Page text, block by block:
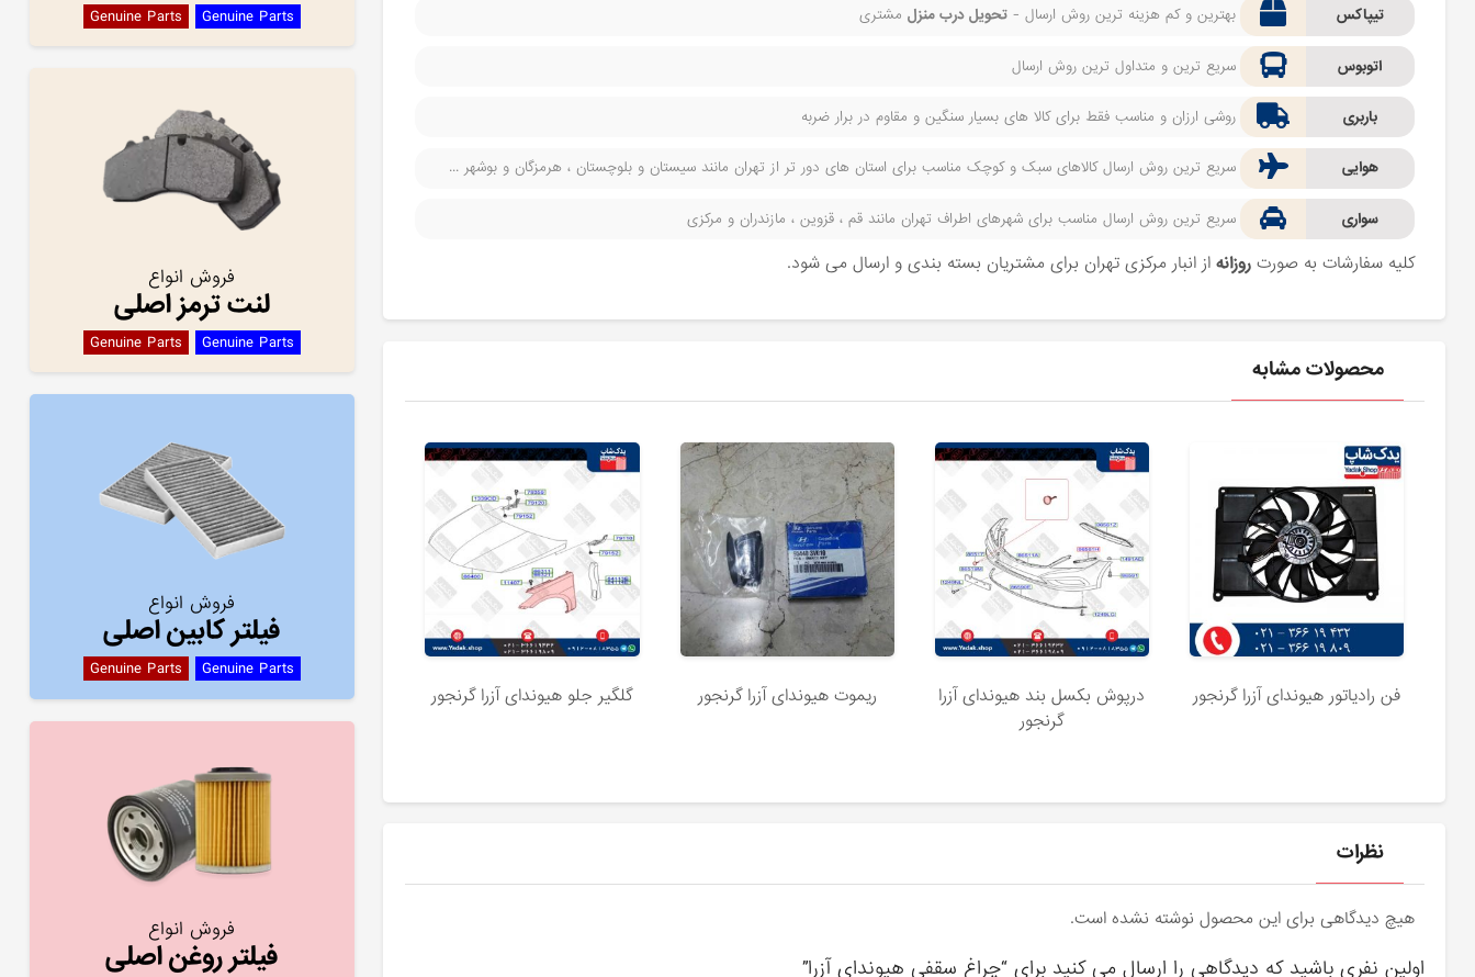
تیپاکس بهترین و کم هزینه ترین روش ارسال -تحویل درب منزل مشتری
اتوبوس سریع ترین و متداول ترین روش ارسال
باربری روشی ارزان و مناسب فقط برای کالا های بسیار سنگین و مقاوم در برار ضربه
هوایی سریع ترین روش ارسال کالاهای سبک و کوچک مناسب برای استان های دور تر از تهران مانند سیستان و بلوچستان ، هرمزگان و بوشهر ...
سواری سریع ترین روش ارسال مناسب برای شهرهای اطراف تهران مانند قم ، قزوین ، مازندران و مرکزی
کلیه سفارشات به صورتروزانه از انبار مرکزی تهران برای مشتریان بسته بندی و ارسال می شود.
محصولات مشابه
فن رادیاتور هیوندای آزرا گرنجور
درپوش بکسل بند هیوندای آزرا
گرنجور
ریموت هیوندای آزرا گرنجور گلگیر جلو هیوندای آزرا گرنجور
نظرات
هیچ دیدگاهی برای این محصول نوشته نشده است.
اولین نفری باشید که دیدگاهی را ارسال می کنید برای “چراغ سقفی هیوندای آزرا”
Genuine Parts Genuine Parts
فروش انواع
لنت ترمز اصلی
Genuine Parts Genuine Parts
فروش انواع
فیلتر کابین اصلی
Genuine Parts Genuine Parts
فروش انواع
فیلتر روغن اصلی